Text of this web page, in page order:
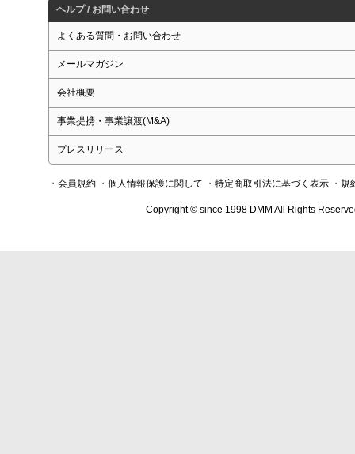
ヘルプ / お問い合わせ
よくある質問・お問い合わせ
メールマガジン
会社概要
事業提携・事業譲渡(M&A)
プレスリリース
・会員規約 ・個人情報保護に関して ・特定商取引法に基づく表示 ・規
Copyright © since 1998 DMM All Rights